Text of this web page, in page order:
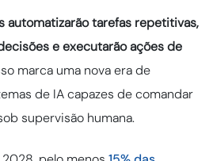
automatizarão tarefas repetitivas,
e executarão ações de
marca uma nova era de
de IA capazes de comandar
supervisão humana.